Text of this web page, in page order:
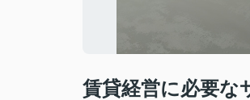
賃貸経営に必要な